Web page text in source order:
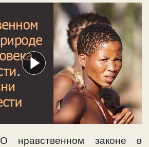
О нравственном законе в